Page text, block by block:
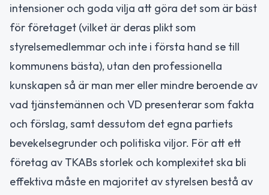
intensioner och goda vilja att göra det som är bäst
för företaget (vilket är deras plikt som
styrelsemedlemmar och inte i första hand se till
kommunens bästa), utan den professionella
kunskapen så är man mer eller mindre beroende av
vad tjänstemännen och VD presenterar som fakta
och förslag, samt dessutom det egna partiets
bevekelsegrunder och politiska viljor. För att ett
företag av TKABs storlek och komplexitet ska bli
effektiva måste en majoritet av styrelsen bestå av